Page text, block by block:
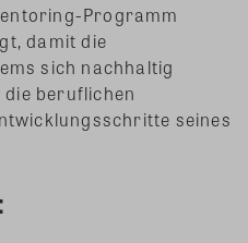
Programm
damit die
sich nachhaltig
beruflichen
seines